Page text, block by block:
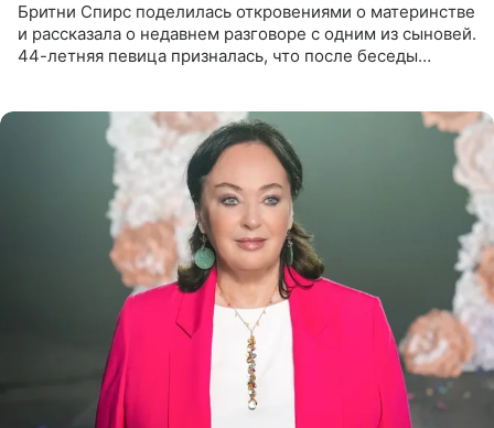
Бритни Спирс поделилась откровениями о материнстве
и рассказала о недавнем разговоре с одним из сыновей.
44-летняя певица призналась, что после беседы